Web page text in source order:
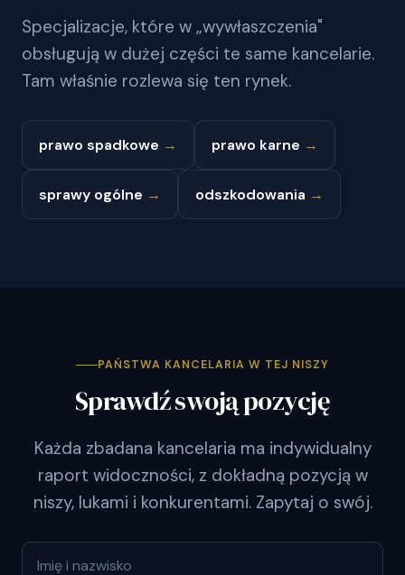
Specjalizacje, które w „wywłaszczenia"
obsługują w dużej części te same kancelarie.
Tam właśnie rozlewa się ten rynek.
prawo spadkowe → prawo karne →
sprawy ogólne → odszkodowania →
PAŃSTWA KANCELARIA W TEJ NISZY
Sprawdź swoją pozycję
Każda zbadana kancelaria ma indywidualny
raport widoczności, z dokładną pozycją w
niszy, lukami i konkurentami. Zapytaj o swój.